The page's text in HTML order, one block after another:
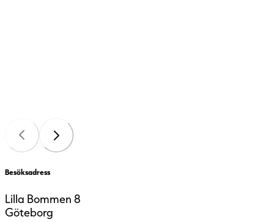
Besöksadress
Lilla Bommen 8
Göteborg